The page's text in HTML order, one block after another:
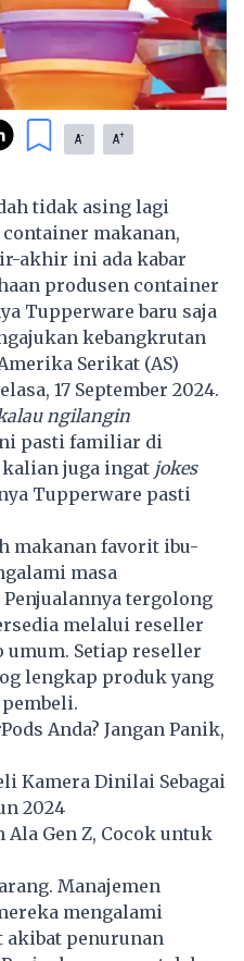
A- A+
tidak asing lagi
container makanan,
akhir ini ada kabar
produsen container
Tupperware baru saja
kebangkrutan
Serikat (AS)
17 September 2024.
ngilangin
pasti familiar di
juga ingat jokes
Tupperware pasti
makanan favorit ibu-
masa
tergolong
melalui reseller
Setiap reseller
lengkap produk yang
Anda? Jangan Panik,
Kamera Dinilai Sebagai
2024
Ala Gen Z, Cocok untuk
Manajemen
mengalami
akibat penurunan